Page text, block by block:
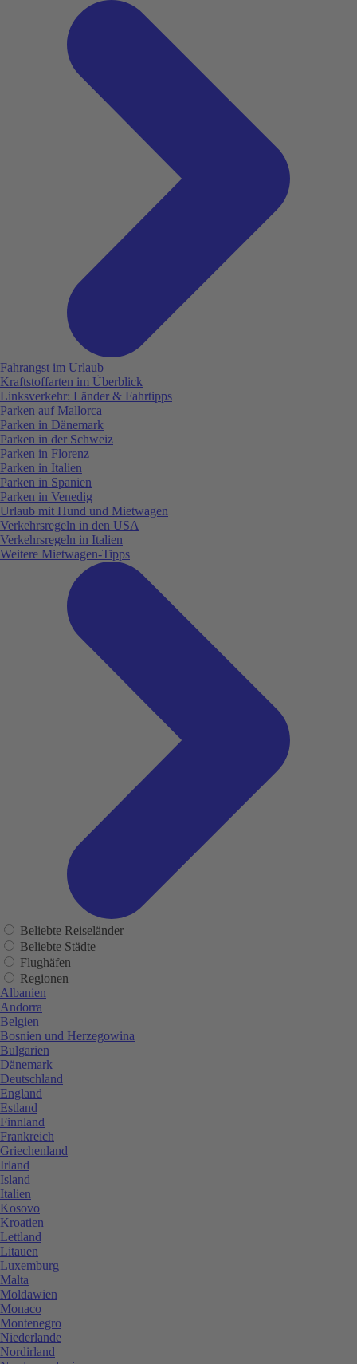
Fahrangst im Urlaub
Kraftstoffarten im Überblick
Linksverkehr: Länder & Fahrtipps
Parken auf Mallorca
Parken in Dänemark
Parken in der Schweiz
Parken in Florenz
Parken in Italien
Parken in Spanien
Parken in Venedig
Urlaub mit Hund und Mietwagen
Verkehrsregeln in den USA
Verkehrsregeln in Italien
Weitere Mietwagen-Tipps
Beliebte Reiseländer
Beliebte Städte
Flughäfen
Regionen
Albanien
Andorra
Belgien
Bosnien und Herzegowina
Bulgarien
Dänemark
Deutschland
England
Estland
Finnland
Frankreich
Griechenland
Irland
Island
Italien
Kosovo
Kroatien
Lettland
Litauen
Luxemburg
Malta
Moldawien
Monaco
Montenegro
Niederlande
Nordirland